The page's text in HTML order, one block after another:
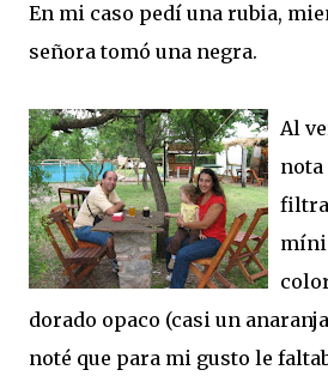
En mi caso pedí una rubia,
señora tomó una negra.
Al
nota
dorado opaco (casi un
noté que para mi gusto le